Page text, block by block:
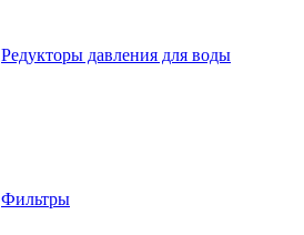
Редукторы давления для воды
Фильтры